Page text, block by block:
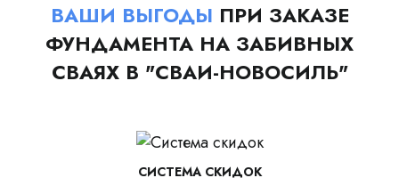
ВАШИ ВЫГОДЫ ПРИ ЗАКАЗЕ
ФУНДАМЕНТА НА ЗАБИВНЫХ
СВАЯХ В "СВАИ-НОВОСИЛЬ"
СИСТЕМА СКИДОК